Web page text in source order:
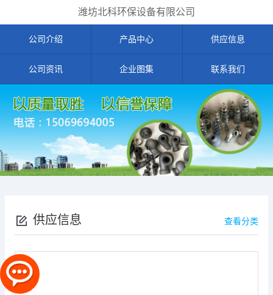
潍坊北科环保设备有限公司
公司介绍 产品中心 供应信息
公司资讯 企业图集 联系我们
供应信息 查看分类